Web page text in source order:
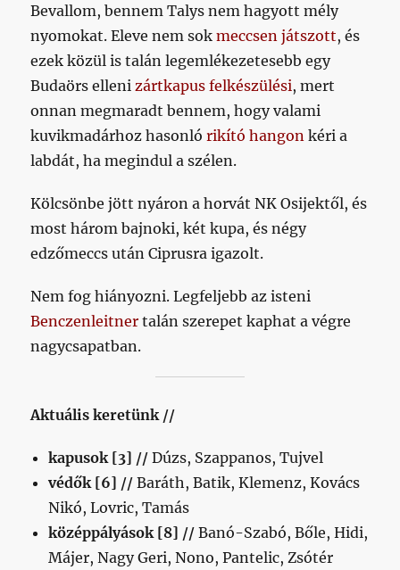
Bevallom, bennem Talys nem hagyott mély
nyomokat. Eleve nem sokmeccsen játszott, és
ezek közül is talán legemlékezetesebb egy
Budaörs elleni zártkapus felkészülési, mert
onnan megmaradt bennem, hogy valami
kuvikmadárhoz hasonlórikító hangon kéri a
labdát, ha megindul a szélen.
Kölcsönbe jött nyáron a horvát NK Osijektől, és
most három bajnoki, két kupa, és négy
edzőmeccs után Ciprusra igazolt.
Nem fog hiányozni. Legfeljebb az isteni
Benczenleitner talán szerepet kaphat a végre
nagycsapatban.
Aktuális keretünk //
kapusok [3] // Dúzs, Szappanos, Tujvel
védők [6] // Baráth, Batik, Klemenz, Kovács
Nikó, Lovric, Tamás
középpályások [8] // Banó-Szabó, Bőle, Hidi,
Májer, Nagy Geri, Nono, Pantelic, Zsótér